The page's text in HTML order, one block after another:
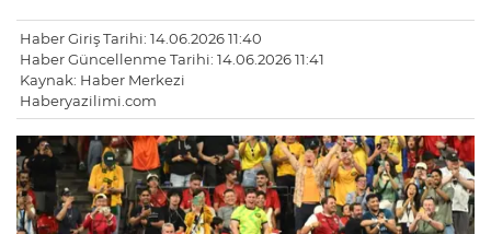
Haber Giriş Tarihi: 14.06.2026 11:40
Haber Güncellenme Tarihi: 14.06.2026 11:41
Kaynak: Haber Merkezi
Haberyazilimi.com